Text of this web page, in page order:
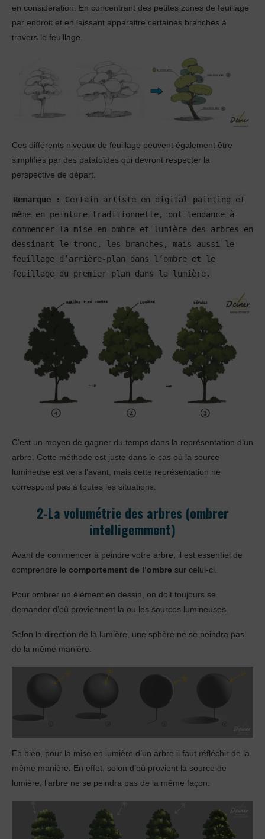
en considération. En concentrant des petites zones de feuillage
par endroit et en laissant apparaitre certaines branches à
travers le feuillage.
Ces différents niveaux de feuillage peuvent également être
simplifiés par des patatoïdes qui devront respecter la
perspective de départ.
Remarque :
Certain artiste en digital painting et
même en peinture traditionnelle, ont tendance à
commencer la mise en ombre et lumière des arbres en
dessinant le tronc, les branches, mais aussi le
feuillage d’arrière-plan dans l’ombre et le
feuillage du premier plan dans la lumière.
C’est un moyen de gagner du temps dans la représentation d’un
arbre. Cette méthode est juste dans le cas où la source
lumineuse est vers l’avant, mais cette représentation ne
correspond pas à toutes les situations.
2-La volumétrie des arbres (ombrer
intelligemment)
Avant de commencer à peindre votre arbre, il est essentiel de
comprendre le comportement de l’ombre sur celui-ci.
Pour ombrer un élément en dessin, on doit toujours se
demander d’où proviennent la ou les sources lumineuses.
Selon la direction de la lumière, une sphère ne se peindra pas
de la même manière.
Eh bien, pour la mise en lumière d’un arbre il faut réfléchir de la
même manière. En effet, selon d’où provient la source de
lumière, l’arbre ne se peindra pas de la même façon.